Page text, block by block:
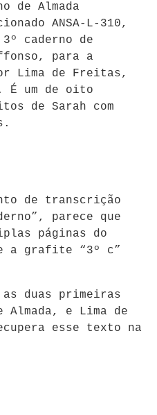
de Almada
ANSA-L-310,
caderno de
para a
Lima de Freitas,
É um de oito
de Sarah com
de transcrição
parece que
páginas do
a grafite “3º c”
duas primeiras
Almada, e Lima de
esse texto na